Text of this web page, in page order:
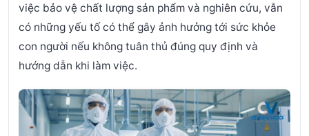
việc bảo vệ chất lượng sản phẩm và nghiên cứu, vẫn
có những yếu tố có thể gây ảnh hưởng tới sức khỏe
con người nếu không tuân thủ đúng quy định và
hướng dẫn khi làm việc.